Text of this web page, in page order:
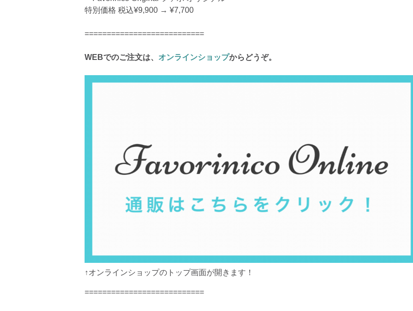
特別価格 税込¥9,900 → ¥7,700
===========================
WEBでのご注文は、 オンラインショップからどうぞ。
↑オンラインショップのトップ画面が開きます！
===========================